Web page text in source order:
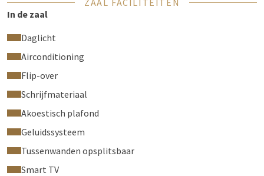
van de volgende faciliteiten:
Notitieblokken en pennen
Beamer en projectiescherm
Flip-over
ZAAL FACILITEITEN
In de zaal
Daglicht
Airconditioning
Flip-over
Schrijfmateriaal
Akoestisch plafond
Geluidssysteem
Tussenwanden opsplitsbaar
Smart TV